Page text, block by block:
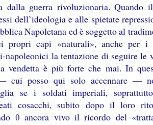
dalla guerra rivoluzionaria. Quando
dell’ideologia e alle spietate
Napoletana ed è soggetto al
propri capi «naturali», anche per i
napoleonici la tentazione di seguire le
vendetta è più forte che mai. In
cui posso qui solo accennare ―
se i soldati imperiali,
cosacchi, subito dopo il loro
θ ancora vivo il ricordo del